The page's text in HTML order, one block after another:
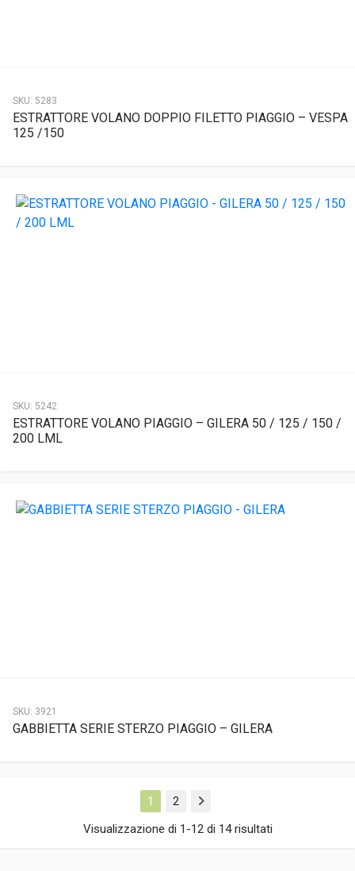
SKU: 5283
ESTRATTORE VOLANO DOPPIO FILETTO PIAGGIO – VESPA
125 /150
SKU: 5242
ESTRATTORE VOLANO PIAGGIO – GILERA 50 / 125 / 150 /
200 LML
SKU: 3921
GABBIETTA SERIE STERZO PIAGGIO – GILERA
1 2
Next
Visualizzazione di 1-12 di 14 risultati